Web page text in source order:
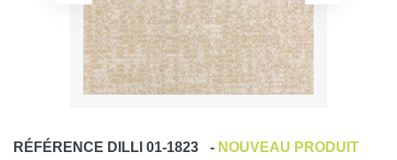
RÉFÉRENCE DILLI 01-1823 - NOUVEAU PRODUIT